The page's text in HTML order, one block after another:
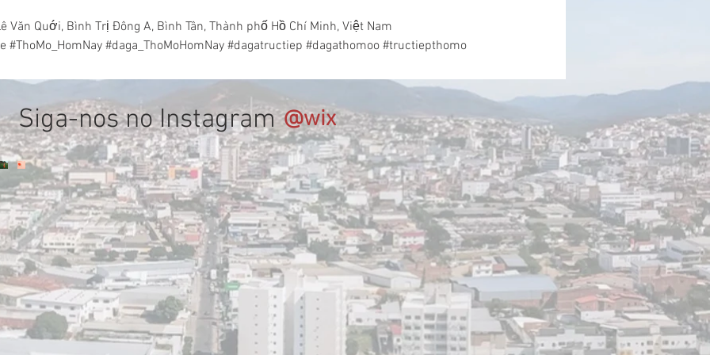
Quới, Bình Trị Đông A, Bình Tân, Thành phố Hồ Chí Minh, Việt Nam
#ThoMo_HomNay #daga_ThoMoHomNay #dagatructiep #dagathomoo #tructiepthomo
Descubra
um
mundo
repleto
de
estilo
inspirado
no
Descubra
um
mundo
repleto
de
estilo
inspirado
no
Siga-nos no Instagram @wix